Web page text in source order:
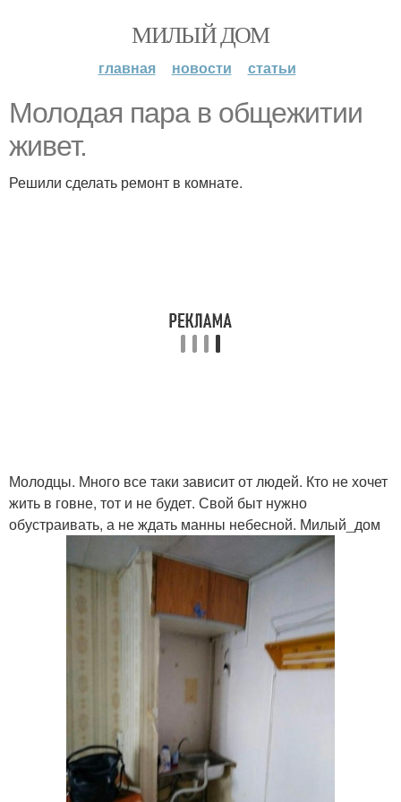
МИЛЫЙ ДОМ
главная новости статьи
Молодая пара в общежитии
живет.
Решили сделать ремонт в комнате.
Молодцы. Много все таки зависит от людей. Кто не хочет
жить в говне, тот и не будет. Свой быт нужно
обустраивать, а не ждать манны небесной. Милый_дом